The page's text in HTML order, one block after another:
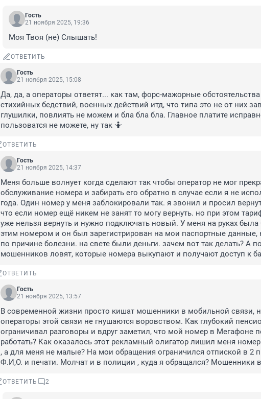
Гость
21 ноября 2025, 19:36
Моя Твоя (не) Слышать!
ОТВЕТИТЬ
Гость
21 ноября 2025, 15:08
Да, да, а операторы ответят... как там, форс-мажорные
стихийных бедствий, военных действий итд, что типа это не от них
глушилки, повлиять не можем и бла бла бла. Главное платите
пользоватся не можете, ну так 🤷
ОТВЕТИТЬ
Гость
21 ноября 2025, 14:37
Меня больше волнует когда сделают так чтобы оператор не мог
обслуживание номера и забирать его обратно в случае если я не
года. Один номер у меня заблокировали так. я звонил и просил
что если номер ещё никем не занят то могу вернуть. но при этом
уже нельзя вернуть и нужно подключать новый. У меня на руках
этим номером и он был зарегистрирован на мои паспортные данные,
по причине болезни. на свете были деньги. зачем вот так делать? А
мошенников ловят, которые номера выкупают и получают доступ к
ОТВЕТИТЬ
Гость
21 ноября 2025, 13:57
В современной жизни просто кишат мошенники в мобильной связи,
операторы этой связи не гнушаются воровством. Как глубокий
ограничивал разговоры и вдруг заметил, что мой номер в Мегафоне
работать? Как оказалось этот рекламный олигатор лишил меня
, а для меня не малые? На мои обращения ограничился отпиской в 2
Ф.И,О. и печати. Молчат и в полиции , куда я обращался? Мошенники
ОТВЕТИТЬ 2